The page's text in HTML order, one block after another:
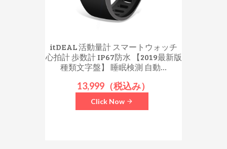
itDEAL 活動量計 スマートウォッチ
心拍計 歩数計 IP67防水 【2019最新版
種類文字盤】 睡眠検測 自動...
13,999（税込み）
Click Now